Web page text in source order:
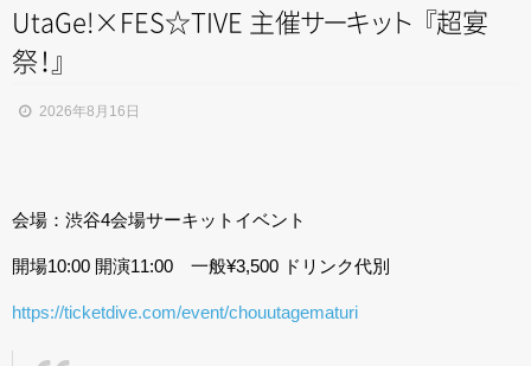
MOVIE
AUDITION
STORE
UtaGe!×FES☆TIVE 主催サーキット『超宴
祭！ 』
2026年8月16日
会場：渋谷4会場サーキットイベント
開場10:00 開演11:00 一般¥3,500 ドリンク代別
https://ticketdive.com/event/chouutagematuri